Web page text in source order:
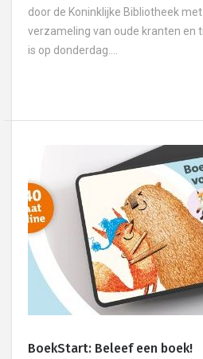
door de Koninklijke Bibliotheek
verzameling van oude kranten en
is op donderdag....
BoekStart: Beleef een boek!